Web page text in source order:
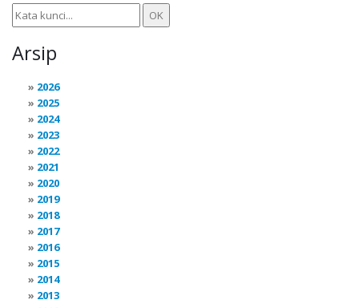
Arsip
2026
2025
2024
2023
2022
2021
2020
2019
2018
2017
2016
2015
2014
2013